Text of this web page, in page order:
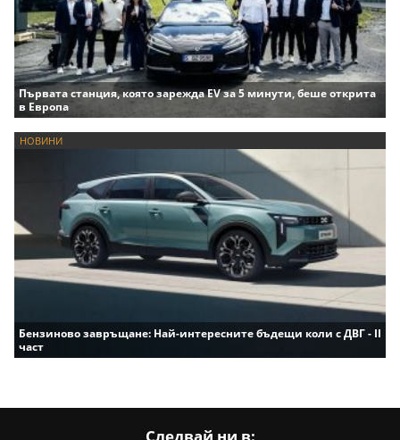
Първата станция, която зарежда EV за 5 минути, беше открита
в Европа
НОВИНИ
Бензиново завръщане: Най-интересните бъдещи коли с ДВГ - II
част
Следвай ни в: